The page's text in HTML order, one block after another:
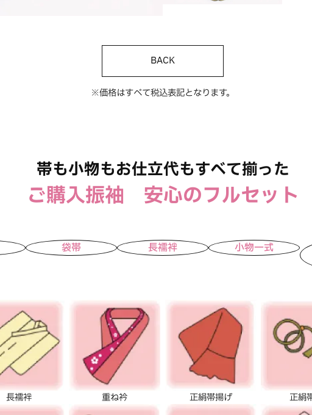
BACK
※価格はすべて税込表記となります。
帯も小物もお仕立代もすべて揃った
ご購入振袖 安心のフルセット
袋帯 長襦袢 小物一式
長襦袢 重ね衿 正絹帯揚げ 正絹